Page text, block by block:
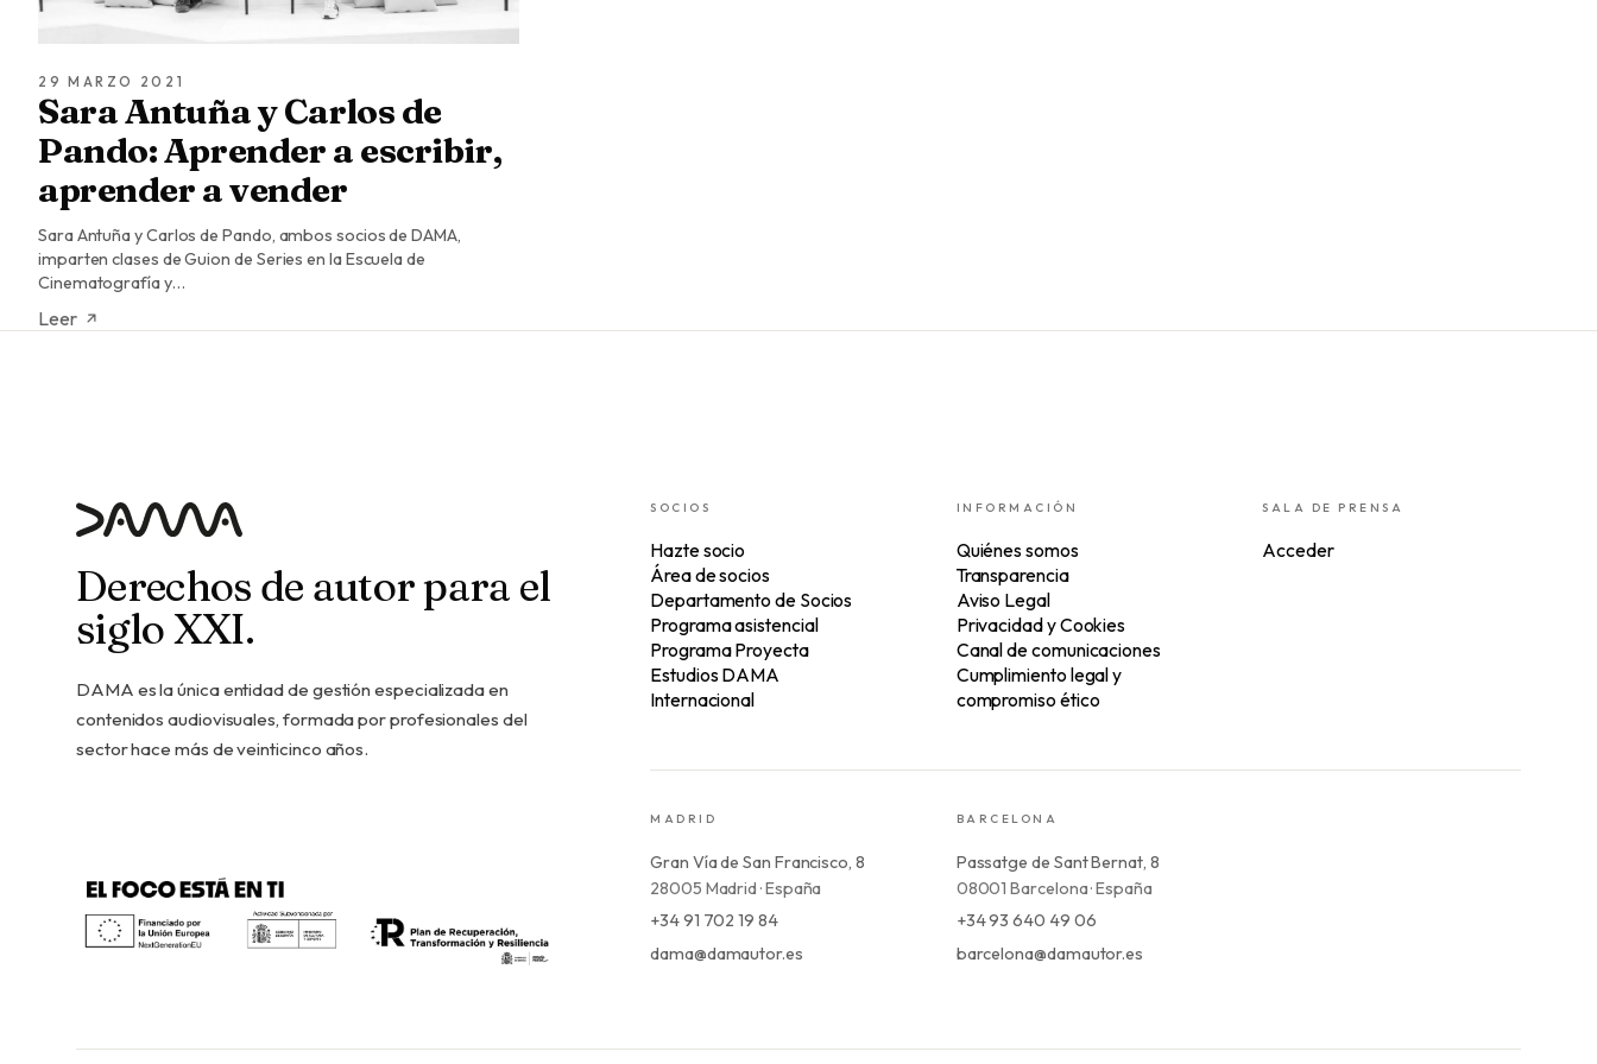
29 MARZO 2021
Sara Antuña y Carlos de
Pando: Aprender a escribir,
aprender a vender
Sara Antuña y Carlos de Pando, ambos socios de DAMA,
imparten clases de Guion de Series en la Escuela de
Cinematografía y…
Leer
Derechos de autor para el
siglo XXI.
DAMA es la única entidad de gestión especializada en
contenidos audiovisuales, formada por profesionales del
sector hace más de veinticinco años.
SOCIOS
Hazte socio
Área de socios
Departamento de Socios
Programa asistencial
Programa Proyecta
Estudios DAMA
Internacional
INFORMACIÓN
Quiénes somos
Transparencia
Aviso Legal
Privacidad y Cookies
Canal de comunicaciones
Cumplimiento legal y
compromiso ético
SALA DE PRENSA
Acceder
MADRID
Gran Vía de San Francisco, 8
28005 Madrid · España
+34 91 702 19 84
dama@damautor.es
BARCELONA
Passatge de Sant Bernat, 8
08001 Barcelona · España
+34 93 640 49 06
barcelona@damautor.es